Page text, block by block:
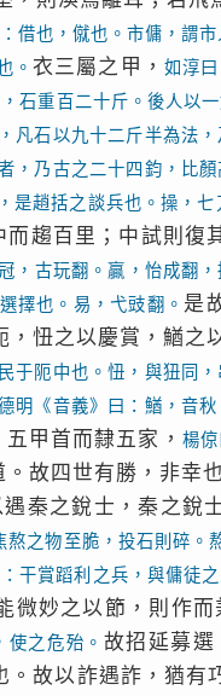
借也，僦也。市傭，謂市
。衣三屬之甲， 如淳
石重百二十斤。後人以
石以九十二斤半為法
乃古之二十四鈞，比
是趙括之談兵也。操，七
趨百里；中試則復
古玩翻。贏，怡成翻
擇也。易，弋豉翻。 是
忸之以慶賞，鰌之
阨中也。忸，與狃同
《音義》曰：鰌，音
甲首而隸五家， 楊
故四世有勝，非幸
秦之銳士，秦之銳
熬之物至脆，投石則碎。
干賞蹈利之兵，與傭徒
微妙之以節，則作而
之危殆。 故招延募選
。故以詐遇詐，猶有